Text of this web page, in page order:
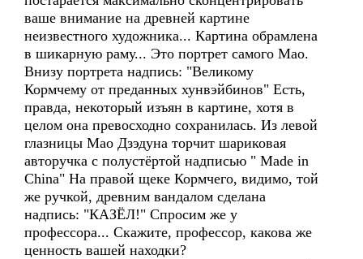
ваше внимание на древней картине
неизвестного художника... Картина обрамлена
в шикарную раму... Это портрет самого Мао.
Внизу портрета надпись: "Великому
Кормчему от преданных хунвэйбинов" Есть,
правда, некоторый изъян в картине, хотя в
целом она превосходно сохранилась. Из левой
глазницы Мао Дзэдуна торчит шариковая
авторучка с полустёртой надписью " Made in
China" На правой щеке Кормчего, видимо, той
же ручкой, древним вандалом сделана
надпись: "КАЗЁЛ!" Спросим же у
профессора... Скажите, профессор, какова же
ценность вашей находки?